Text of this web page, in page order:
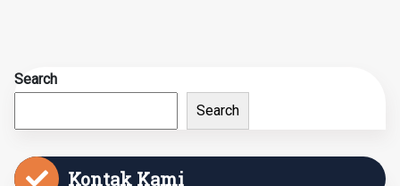
Search
Search
Kontak Kami